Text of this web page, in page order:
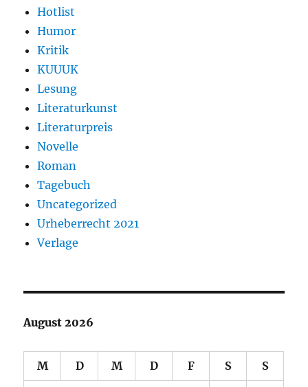
Hotlist
Humor
Kritik
KUUUK
Lesung
Literaturkunst
Literaturpreis
Novelle
Roman
Tagebuch
Uncategorized
Urheberrecht 2021
Verlage
August 2026
M D M D F S S